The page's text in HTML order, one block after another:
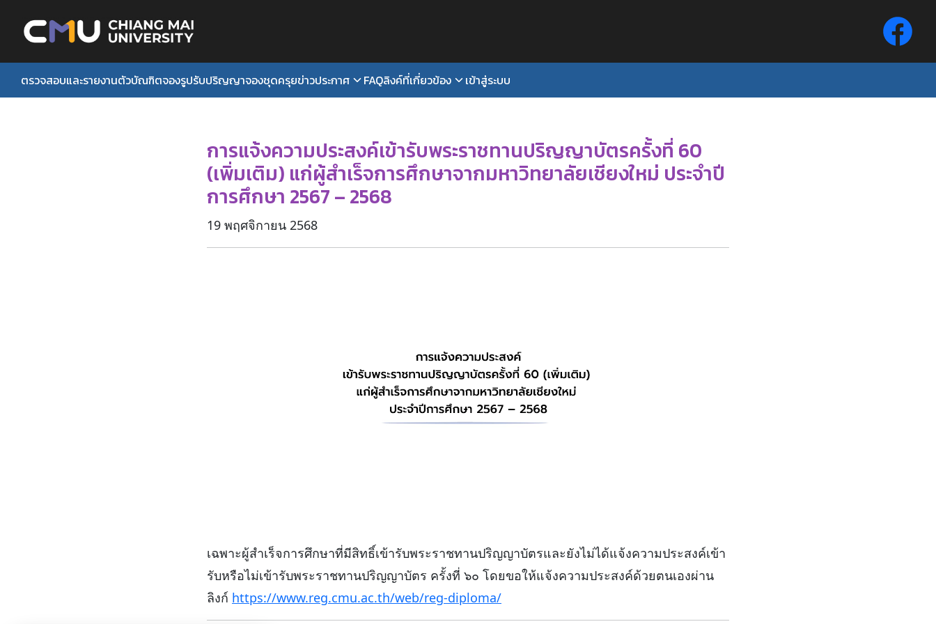
content
ตรวจสอบและรายงานตัวบัณฑิตจองรูปรับปริญญาจองชุดครุยข่าวประกาศ FAQลิงค์ที่เกี่ยวข้อง
เข้าสู่ระบบ
การแจ้งความประสงค์เข้ารับพระราชทานปริญญาบัตรครั้งที่ 60
(เพิ่มเติม) แก่ผู้สำเร็จการศึกษาจากมหาวิทยาลัยเชียงใหม่ ประจำปี
การศึกษา 2567 – 2568
19 พฤศจิกายน 2568
เฉพาะผู้สำเร็จการศึกษาที่มีสิทธิ์เข้ารับพระราชทานปริญญาบัตรและยังไม่ได้แจ้งความประสงค์เข้า
รับหรือไม่เข้ารับพระราชทานปริญญาบัตร ครั้งที่ ๖๐ โดยขอให้แจ้งความประสงค์ด้วยตนเองผ่าน
ลิงก์ https://www.reg.cmu.ac.th/web/reg-diploma/